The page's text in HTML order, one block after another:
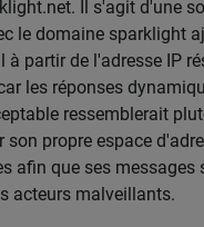
Il s'agit d'une
le domaine sparklight
à partir de l'adresse IP
les réponses
ressemblerait
propre espace
afin que ses
acteurs malveillants.